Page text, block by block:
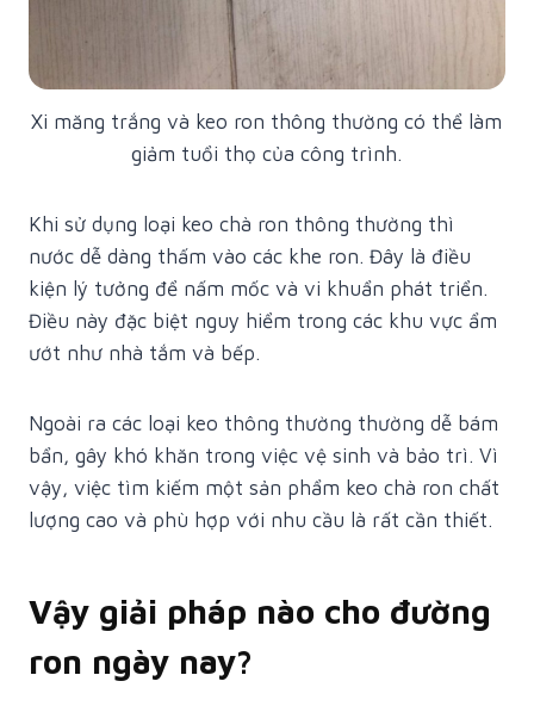
Xi măng trắng và keo ron thông thường có thể làm
giảm tuổi thọ của công trình.
Khi sử dụng loại keo chà ron thông thường thì
nước dễ dàng thấm vào các khe ron. Đây là điều
kiện lý tưởng để nấm mốc và vi khuẩn phát triển.
Điều này đặc biệt nguy hiểm trong các khu vực ẩm
ướt như nhà tắm và bếp.
Ngoài ra các loại keo thông thường thường dễ bám
bẩn, gây khó khăn trong việc vệ sinh và bảo trì. Vì
vậy, việc tìm kiếm một sản phẩm keo chà ron chất
lượng cao và phù hợp với nhu cầu là rất cần thiết.
Vậy giải pháp nào cho đường
ron ngày nay?